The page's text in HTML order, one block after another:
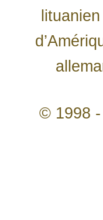
lituanien
© 1998 -